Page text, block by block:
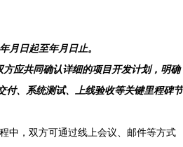
_年月日起至年月日止。
应共同确认详细的项目开发计划，明确
付、系统测试、上线验收等关键里程碑节
程中，双方可通过线上会议、邮件等方式